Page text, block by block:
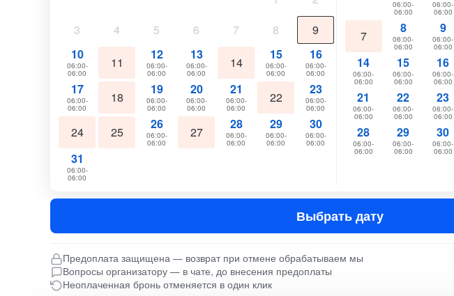
3
4 5 6 7 8
9
10
06:00-
06:00
11
12
06:00-
06:00
13
06:00-
06:00
14
15
06:00-
06:00
16
06:00-
06:00
17
06:00-
06:00
18
19
06:00-
06:00
20
06:00-
06:00
21
06:00-
06:00
22
23
06:00-
06:00
24 25
26
06:00-
06:00
27
28
06:00-
06:00
29
06:00-
06:00
30
06:00-
06:00
31
06:00-
06:00
06:00-
06:00
06:00-
06:00
7
8
06:00-
06:00
9
06:00-
06:00
14
06:00-
06:00
15
06:00-
06:00
16
06:00-
06:00
21
06:00-
06:00
22
06:00-
06:00
23
06:00-
06:00
28
06:00-
06:00
29
06:00-
06:00
30
06:00-
06:00
Выбрать дату
Предоплата защищена — возврат при отмене обрабатываем мы
Вопросы организатору — в чате, до внесения предоплаты
Неоплаченная бронь отменяется в один клик